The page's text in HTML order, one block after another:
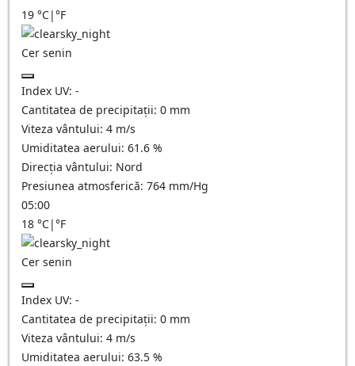
19 °C|°F
Cer senin
Index UV: -
Cantitatea de precipitații: 0 mm
Viteza vântului: 4 m/s
Umiditatea aerului: 61.6 %
Direcția vântului: Nord
Presiunea atmosferică: 764 mm/Hg
05:00
18 °C|°F
Cer senin
Index UV: -
Cantitatea de precipitații: 0 mm
Viteza vântului: 4 m/s
Umiditatea aerului: 63.5 %